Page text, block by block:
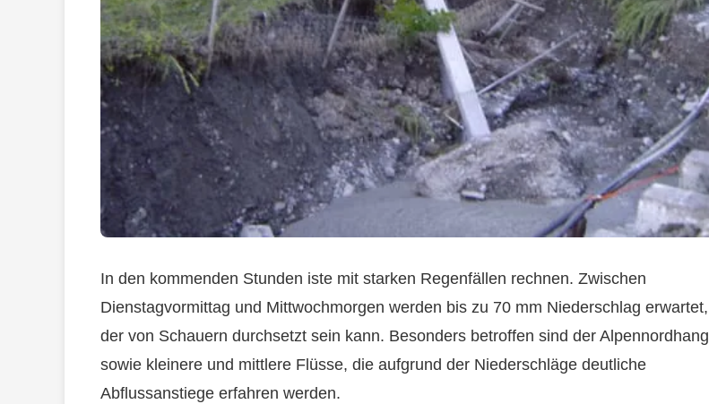
In den kommenden Stunden iste mit starken Regenfällen rechnen. Zwischen
Dienstagvormittag und Mittwochmorgen werden bis zu 70 mm Niederschlag erwartet,
der von Schauern durchsetzt sein kann. Besonders betroffen sind der Alpennordhang
sowie kleinere und mittlere Flüsse, die aufgrund der Niederschläge deutliche
Abflussanstiege erfahren werden.